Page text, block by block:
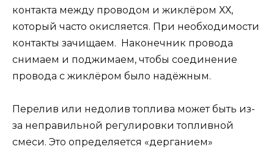
контакта между проводом и жиклёром ХХ,
который часто окисляется. При необходимости
контакты зачищаем. Наконечник провода
снимаем и поджимаем, чтобы соединение
провода с жиклёром было надёжным.
Перелив или недолив топлива может быть из-
за неправильной регулировки топливной
смеси. Это определяется «дерганием»